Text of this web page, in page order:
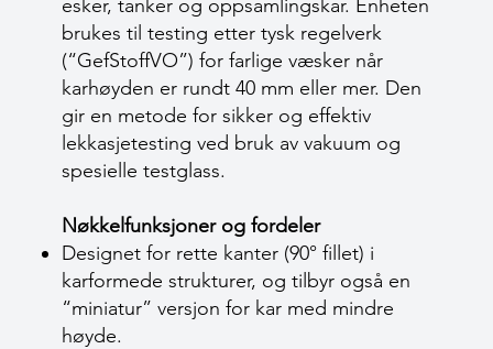
esker, tanker og oppsamlingskar. Enheten
brukes til testing etter tysk regelverk
(“GefStoffVO”) for farlige væsker når
karhøyden er rundt 40 mm eller mer. Den
gir en metode for sikker og effektiv
lekkasjetesting ved bruk av vakuum og
spesielle testglass.
Nøkkelfunksjoner og fordeler
Designet for rette kanter (90° fillet) i
karformede strukturer, og tilbyr også en
“miniatur” versjon for kar med mindre
høyde.